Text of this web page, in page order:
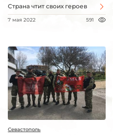
Страна чтит своих героев
7 мая 2022 591
Севастополь